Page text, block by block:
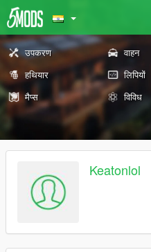
उपकरण वाहन
हथियार
लिपियों
मैप्स
विविध
Keatonlol